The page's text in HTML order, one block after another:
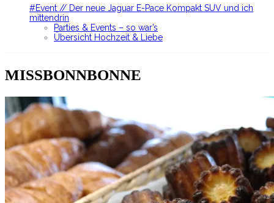
#Event // Der neue Jaguar E-Pace Kompakt SUV und ich
mittendrin
Parties & Events – so war’s
Übersicht Hochzeit & Liebe
MISSBONNBONNE